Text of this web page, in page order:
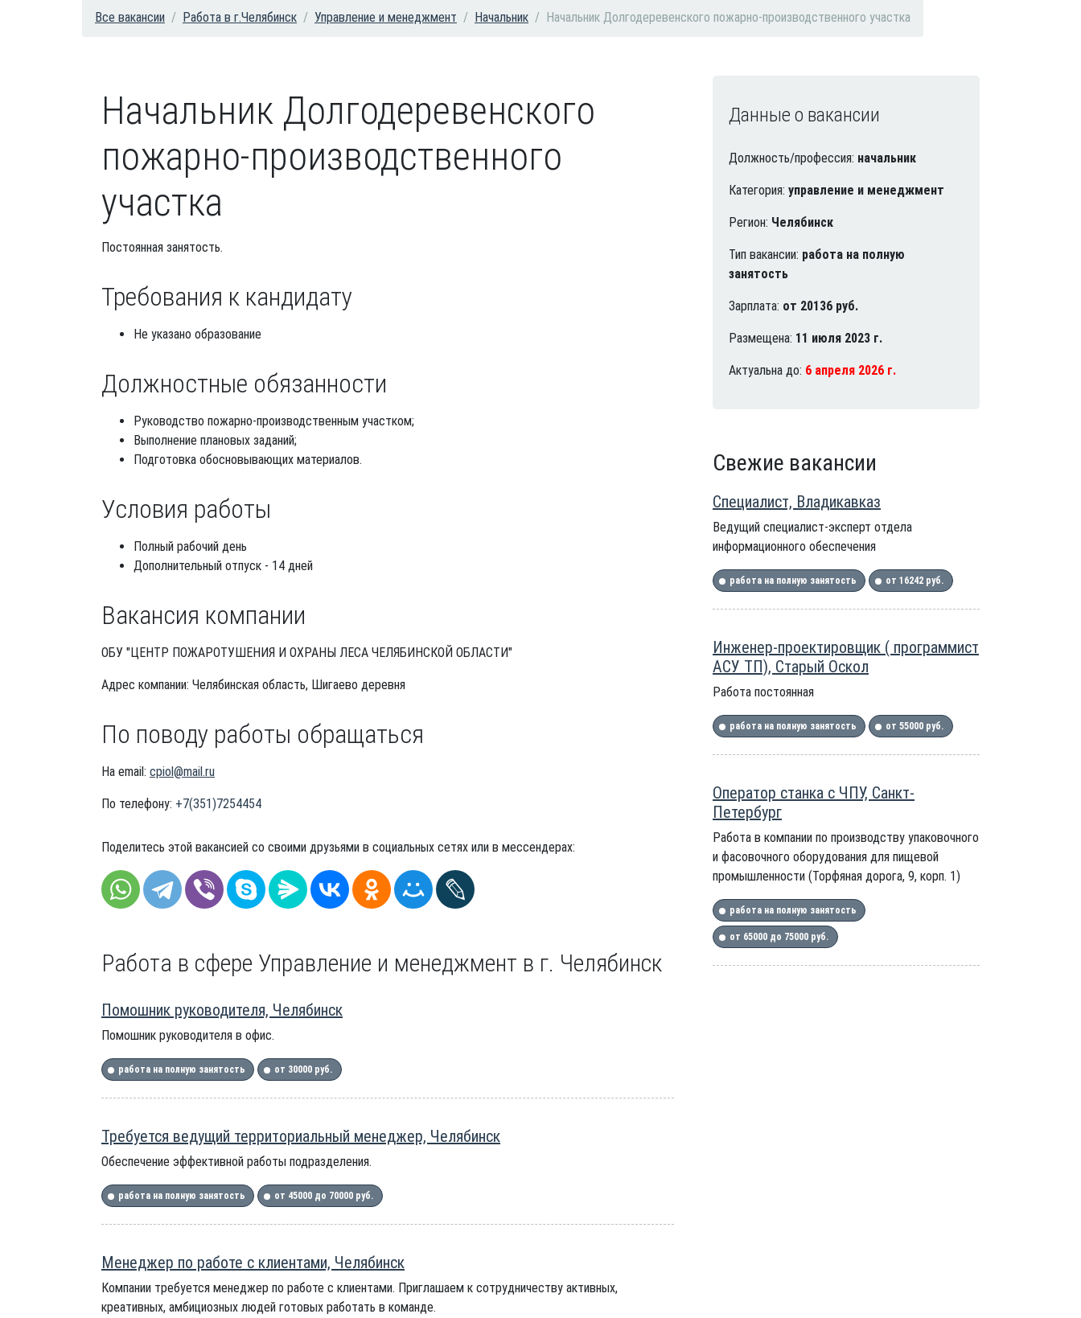
Все вакансии Работа в г.Челябинск Управление и менеджмент Начальник Начальник Долгодеревенского пожарно-производственного участка
Данные о вакансии
Должность/профессия: начальник
Категория: управление и менеджмент
Регион: Челябинск
Тип вакансии: работа на полную
занятость
Зарплата: от 20136 руб.
Размещена: 11 июля 2023 г.
Актуальна до: 6 апреля 2026 г.
Свежие вакансии
Специалист, Владикавказ
Ведущий специалист-эксперт отдела
информационного обеспечения
работа на полную занятость от 16242 руб.
Инженер-проектировщик ( программист
АСУ ТП), Старый Оскол
Работа постоянная
работа на полную занятость от 55000 руб.
Оператор станка с ЧПУ, Санкт-
Петербург
Работа в компании по производству упаковочного
и фасовочного оборудования для пищевой
промышленности (Торфяная дорога, 9, корп. 1)
работа на полную занятость
от 65000 до 75000 руб.
Начальник Долгодеревенского
пожарно-производственного
участка
Постоянная занятость.
Требования к кандидату
Не указано образование
Должностные обязанности
Руководство пожарно-производственным участком;
Выполнение плановых заданий;
Подготовка обосновывающих материалов.
Условия работы
Полный рабочий день
Дополнительный отпуск - 14 дней
Вакансия компании
ОБУ "ЦЕНТР ПОЖАРОТУШЕНИЯ И ОХРАНЫ ЛЕСА ЧЕЛЯБИНСКОЙ ОБЛАСТИ"
Адрес компании: Челябинская область, Шигаево деревня
По поводу работы обращаться
На email: cpiol@mail.ru
По телефону: +7(351)7254454
Поделитесь этой вакансией со своими друзьями в социальных сетях или в мессендерах:
Работа в сфере Управление и менеджмент в г. Челябинск
Помошник руководителя, Челябинск
Помошник руководителя в офис.
работа на полную занятость от 30000 руб.
Требуется ведущий территориальный менеджер, Челябинск
Обеспечение эффективной работы подразделения.
работа на полную занятость от 45000 до 70000 руб.
Менеджер по работе с клиентами, Челябинск
Компании требуется менеджер по работе с клиентами. Приглашаем к сотрудничеству активных,
креативных, амбициозных людей готовых работать в команде.